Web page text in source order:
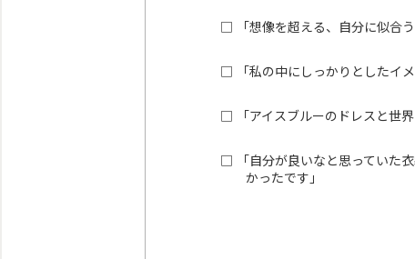
□ 「想像を超える、自分に似合う
□ 「私の中にしっかりとしたイ
□ 「アイスブルーのドレスと世
□ 「自分が良いなと思っていた
かったです」